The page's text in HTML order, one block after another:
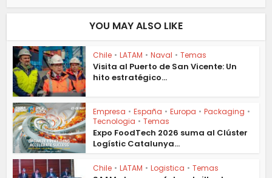
YOU MAY ALSO LIKE
Chile • LATAM • Naval • Temas
Visita al Puerto de San Vicente: Un
hito estratégico...
Empresa • España • Europa • Packaging •
Tecnologia • Temas
Expo FoodTech 2026 suma al Clúster
Logístic Catalunya...
Chile • LATAM • Logistica • Temas